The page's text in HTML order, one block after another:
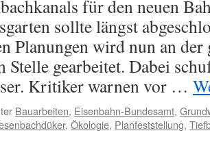
für den neuen
sollte längst
Planungen wird nun an der
Stelle gearbeitet. Dabei
Kritiker warnen vor …
Bauarbeiten, Eisenbahn-Bundesamt,
, Ökologie, Planfeststellung,